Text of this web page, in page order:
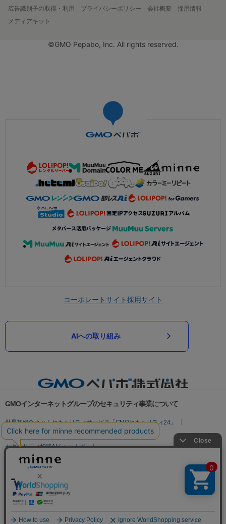
広告識別子の取得・利用
プライバシーポリシー 会社概要
採用情報
メディアキット
©GMO Pepabo, Inc. All rights reserved.
コーポレートサイト採用サイト
AIへの取り組み
GMOインターネットグループのセキュリティ事業について
世界初総合ネットセキュリティサービス「GMOセキュリティ24」
パスワード漏洩診断
Webサイトリスク診断
セキュリティ相談AIチャットボット
実在証明・盗聴対策
サイバー攻撃対策（GMO Flatt Security）
セキュリティ事業の軌跡